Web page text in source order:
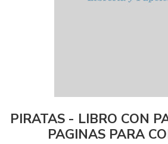
PIRATAS - LIBRO CON
PAGINAS PARA